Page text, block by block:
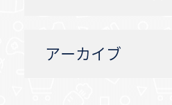
アーカイブ